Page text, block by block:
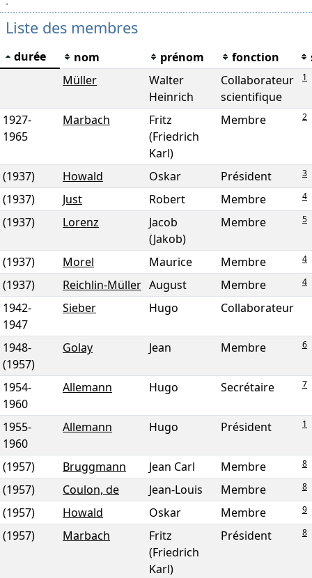
Liste des membres
durée nom prénom fonction
Müller
Walter
Heinrich
Collaborateur
scientifique
1
1927-
1965
Marbach
Fritz
(Friedrich
Karl)
Membre 2
(1937) Howald Oskar Président 3
(1937) Just Robert Membre 4
(1937) Lorenz
Jacob
(Jakob)
Membre 5
(1937) Morel Maurice Membre 4
(1937) Reichlin-Müller August Membre 4
1942-
1947
Sieber Hugo Collaborateur
1948-
(1957)
Golay Jean Membre 6
1954-
1960
Allemann Hugo Secrétaire 7
1955-
1960
Allemann Hugo Président 1
(1957) Bruggmann Jean Carl Membre 8
(1957) Coulon, de Jean-Louis Membre 8
(1957) Howald Oskar Membre 9
(1957) Marbach
Fritz
(Friedrich
Karl)
Président 8